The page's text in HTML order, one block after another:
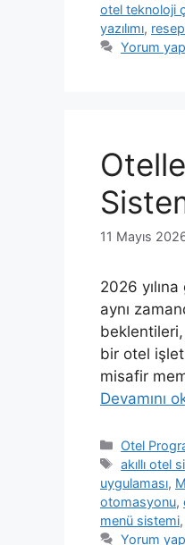
otel teknoloji
yazılımı,
Yorum yap
11 Mayıs
2026
aynı
bir otel
misafir
Devamını
Kategoriler
Otel
Etiketler
akıllı otel
uygulaması,
otomasyonu,
menü sistemi,
Yorum yap